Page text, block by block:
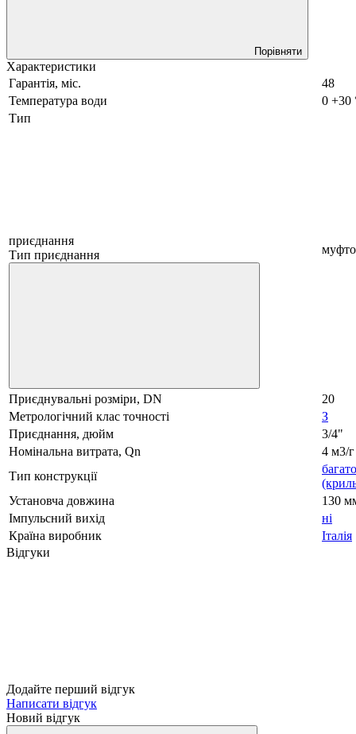
Порівняти
Характеристики
Гарантія, міс.
48
Температура води
0 +30
Тип
приєднання
Тип приєднання
Приєднувальні розміри, DN
20
Метрологічний клас точності
З
Приєднання, дюйм
3/4"
Номінальна витрата, Qn
4 м3/г
Тип конструкції
Установча довжина
130
Імпульсний вихід
ні
Країна виробник
Італія
Відгуки
Додайте перший відгук
Написати відгук
Новий відгук